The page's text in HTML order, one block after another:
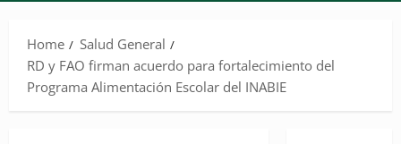
Home
Salud General
RD y FAO firman acuerdo para fortalecimiento del
Programa Alimentación Escolar del INABIE